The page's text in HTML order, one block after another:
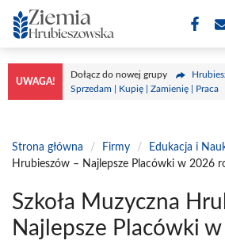
Przejdź
do
treści
UWAGA!
Dołącz do nowej grupy
Sprzedam | Kupię | Zamienię | Praca
Strona główna / Firmy / Edukacja i
Hrubieszów – Najlepsze Placówki w 2026
Szkoła Muzyczna
Najlepsze Placówki